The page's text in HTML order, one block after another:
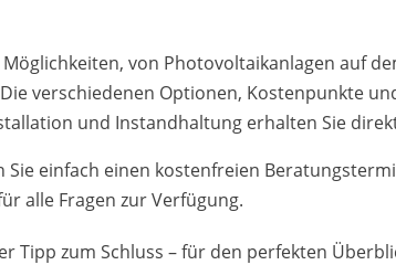
Möglichkeiten, von Photovoltaikanlagen auf
verschiedenen Optionen, Kostenpunkte
und Instandhaltung erhalten Sie
Sie einfach einen kostenfreien
alle Fragen zur Verfügung.
Tipp zum Schluss – für den perfekten